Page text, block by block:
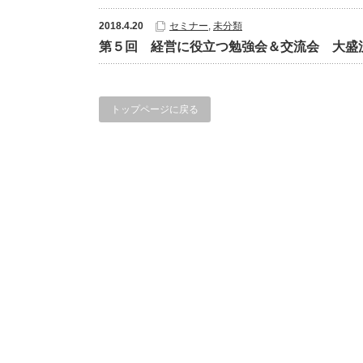
2018.4.20 セミナー, 未分類
第５回 経営に役立つ勉強会＆交流会 大盛
トップページに戻る